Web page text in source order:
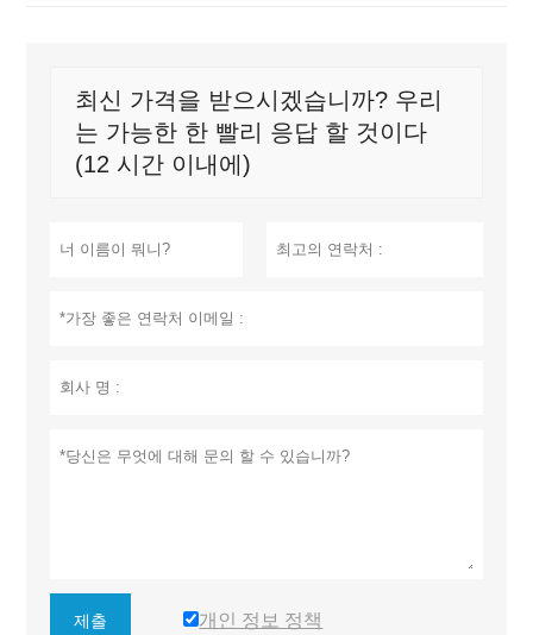
최신 가격을 받으시겠습니까? 우리
는 가능한 한 빨리 응답 할 것이다
(12 시간 이내에)
제출 개인 정보 정책